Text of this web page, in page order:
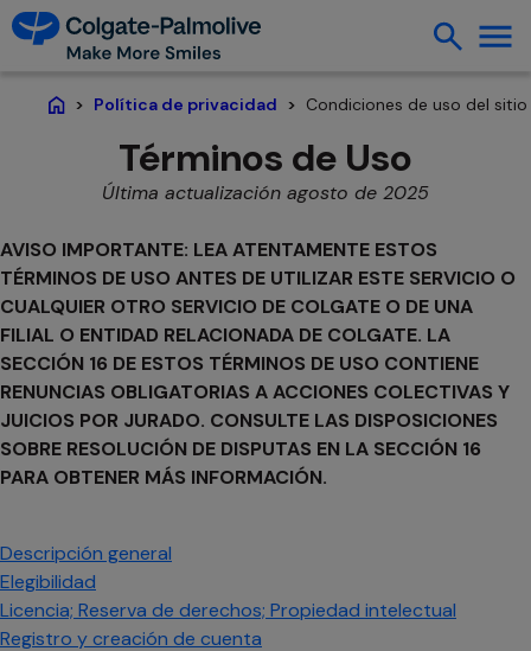
Política de privacidad Condiciones de uso del
Términos de Uso
Última actualización agosto de 2025
AVISO IMPORTANTE: LEA ATENTAMENTE ESTOS
TÉRMINOS DE USO ANTES DE UTILIZAR ESTE SERVICIO O
CUALQUIER OTRO SERVICIO DE COLGATE O DE UNA
FILIAL O ENTIDAD RELACIONADA DE COLGATE. LA
SECCIÓN 16 DE ESTOS TÉRMINOS DE USO CONTIENE
RENUNCIAS OBLIGATORIAS A ACCIONES COLECTIVAS Y
JUICIOS POR JURADO. CONSULTE LAS DISPOSICIONES
SOBRE RESOLUCIÓN DE DISPUTAS EN LA SECCIÓN 16
PARA OBTENER MÁS INFORMACIÓN.
Descripción general
Elegibilidad
Licencia; Reserva de derechos; Propiedad intelectual
Registro y creación de cuenta